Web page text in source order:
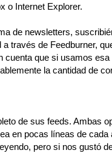
o Internet Explorer.
de newsletters,
través de Feedburner,
cuenta que si usamos esa
la cantidad de
de sus feeds. Ambas
en pocas líneas de cada
pero si nos gustó